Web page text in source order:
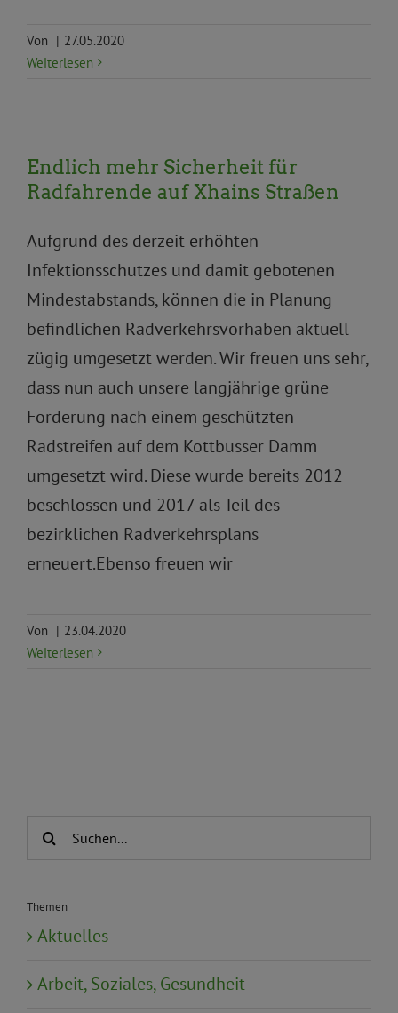
Von | 27.05.2020
Weiterlesen
Ökologie Verkehr und Mobilität
Endlich mehr Sicherheit für
Radfahrende auf Xhains Straßen
Aufgrund des derzeit erhöhten
Infektionsschutzes und damit gebotenen
Mindestabstands, können die in Planung
befindlichen Radverkehrsvorhaben aktuell
zügig umgesetzt werden. Wir freuen uns sehr,
dass nun auch unsere langjährige grüne
Forderung nach einem geschützten
Radstreifen auf dem Kottbusser Damm
umgesetzt wird. Diese wurde bereits 2012
beschlossen und 2017 als Teil des
bezirklichen Radverkehrsplans
erneuert.Ebenso freuen wir
Von | 23.04.2020
Weiterlesen
Suche
Themen
Aktuelles
Arbeit, Soziales, Gesundheit